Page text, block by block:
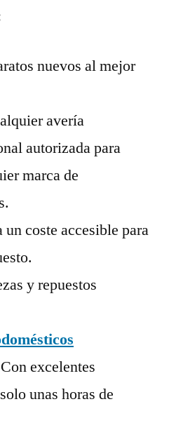
nuevos al mejor
avería
autorizada para
marca de
coste accesible para
y repuestos
excelentes
unas horas de